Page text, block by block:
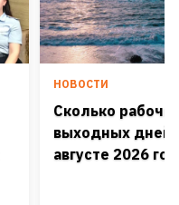
НОВОСТИ
Сколько
выходных дней
августе 2026